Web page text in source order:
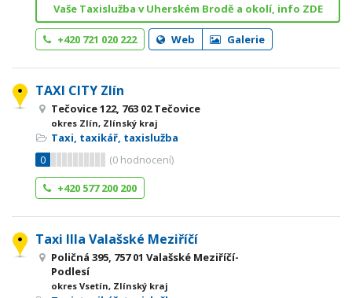
Vaše Taxislužba v Uherském Brodě a okolí, info ZDE
+420 721 020 222 Web Galerie
TAXI CITY Zlín
Tečovice 122, 763 02 Tečovice
okres Zlín, Zlínský kraj
Taxi, taxikář, taxislužba
0
(0 hodnocení)
+420 577 200 200
Taxi Illa Valašské Meziříčí
Poličná 395, 757 01 Valašské Meziříčí-
Podlesí
okres Vsetín, Zlínský kraj